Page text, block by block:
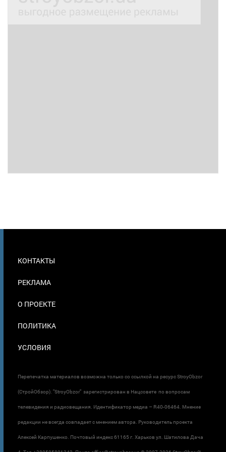
В
КОНТАКТЫ
РЕКЛАМА
О ПРОЕКТЕ
ПОЛИТИКА
УСЛОВИЯ
Перепечатка материалов возможна только со ссылкой на ресурс StroyObzor
(СтройОбзор). "StroyObzor" зарегистрирован в Нацсовете по вопросам
телевидения и радиовещания. Идентификатор медиа – R40-06464. Мнение
редакции не всегда совпадает с мнением автора. Руководитель проекта
Алексей Карпушенко. Почтовый индекс 61165 г. Харьков ул. Шатилова Дача